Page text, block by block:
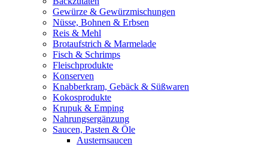
Gewürze & Gewürzmischungen
Nüsse, Bohnen & Erbsen
Reis & Mehl
Brotaufstrich & Marmelade
Fisch & Schrimps
Fleischprodukte
Konserven
Knabberkram, Gebäck & Süßwaren
Kokosprodukte
Krupuk & Emping
Nahrungsergänzung
Saucen, Pasten & Öle
Austernsaucen